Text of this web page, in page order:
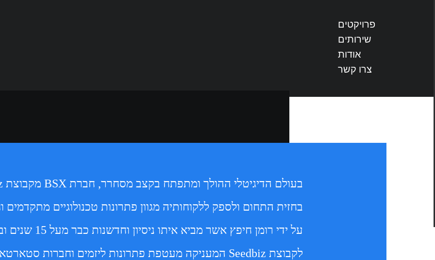
פרויקטים
שירותים
אודות
צרו קשר
re
בחזית התחום ולספק ללקוחותיה מגוון פתרונות טכנולוגיים
על ידי רומן חיפץ
לקבוצת Seedbiz המעניקה מעטפת פתרונות ליזמים וחברות סטארטאפ.